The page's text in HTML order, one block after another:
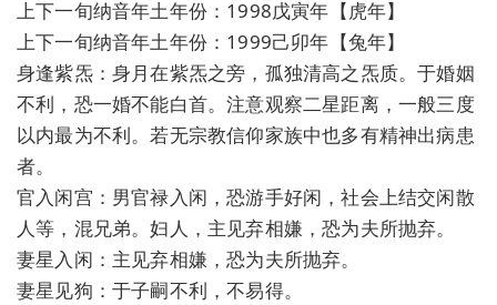
上下一旬纳音年土年份：1998戊寅年【虎年】
上下一旬纳音年土年份：1999己卯年【兔年】
身逢紫炁：身月在紫炁之旁，孤独清高之炁质。于婚姻
不利，恐一婚不能白首。注意观察二星距离，一般三度
以内最为不利。若无宗教信仰家族中也多有精神出病患
者。
官入闲宫：男官禄入闲，恐游手好闲，社会上结交闲散
人等，混兄弟。妇人，主见弃相嫌，恐为夫所抛弃。
妻星入闲：主见弃相嫌，恐为夫所抛弃。
妻星见狗：于子嗣不利，不易得。